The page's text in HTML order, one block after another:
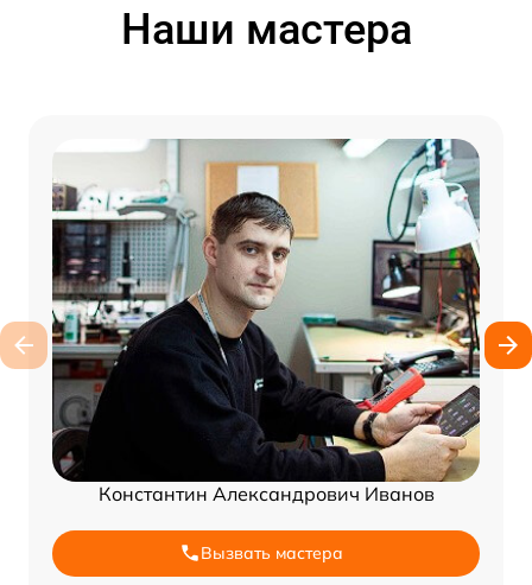
Наши мастера
Константин Александрович Иванов
Вызвать мастера